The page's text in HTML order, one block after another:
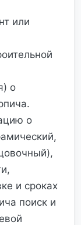
или
о
о
и сроках
поиск и